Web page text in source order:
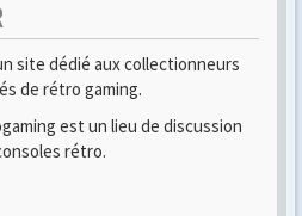
site dédié aux collectionneurs
de rétro gaming.
est un lieu de discussion
rétro.